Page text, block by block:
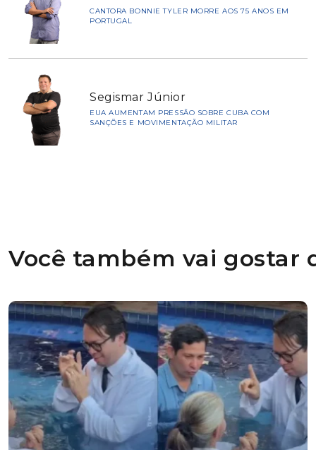
CANTORA BONNIE TYLER MORRE AOS 75 ANOS EM
PORTUGAL
Segismar Júnior
EUA AUMENTAM PRESSÃO SOBRE CUBA COM
SANÇÕES E MOVIMENTAÇÃO MILITAR
Você também vai gostar